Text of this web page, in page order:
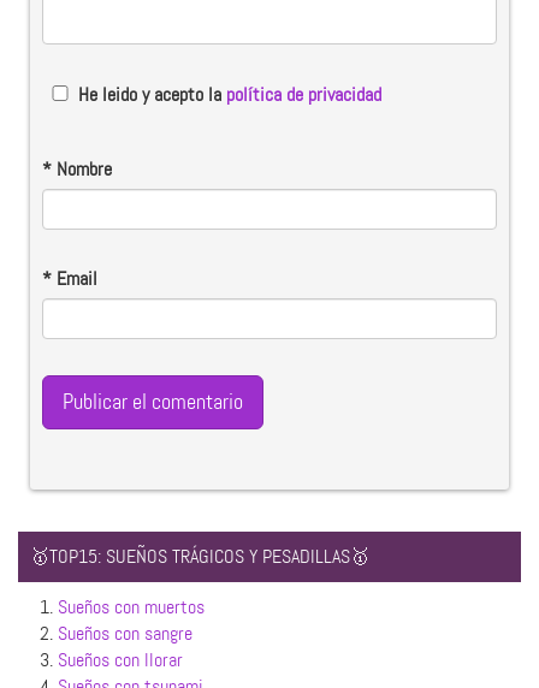
He leido y acepto la política de privacidad
* Nombre
* Email
🥇TOP15: SUEÑOS TRÁGICOS Y PESADILLAS🥇
1. Sueños con muertos
2. Sueños con sangre
3. Sueños con llorar